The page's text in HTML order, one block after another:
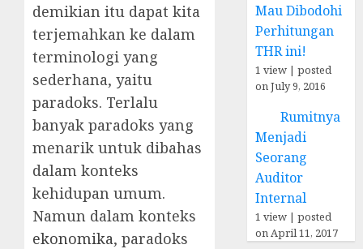
demikian itu dapat kita
terjemahkan ke dalam
terminologi yang
sederhana, yaitu
paradoks. Terlalu
banyak paradoks yang
menarik untuk dibahas
dalam konteks
kehidupan umum.
Namun dalam konteks
ekonomika, paradoks
Mau Dibodohi
Perhitungan
THR ini!
1 view |posted
on July 9, 2016
Rumitnya
Menjadi
Seorang
Auditor
Internal
1 view |posted
on April 11, 2017